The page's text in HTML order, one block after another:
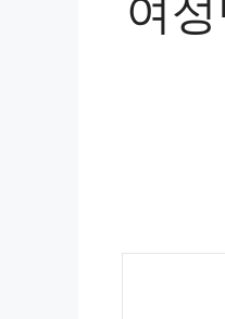
여